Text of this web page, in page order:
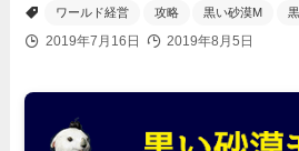
ワールド経営 攻略 黒い砂漠M
2019年7月16日 2019年8月5日